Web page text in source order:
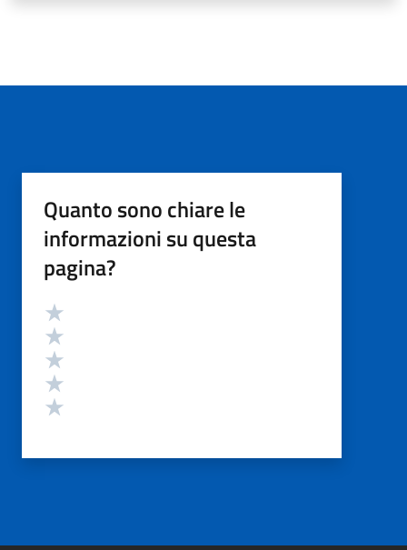
Quanto sono chiare le
informazioni su questa
pagina?
Valutazione